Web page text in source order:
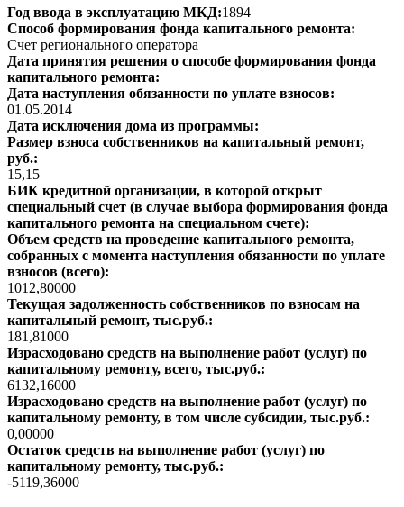
Год ввода в эксплуатацию МКД:1894
Способ формирования фонда капитального ремонта:
Счет регионального оператора
Дата принятия решения о способе формирования фонда
капитального ремонта:
Дата наступления обязанности по уплате взносов:
01.05.2014
Дата исключения дома из программы:
Размер взноса собственников на капитальный ремонт,
руб.:
15,15
БИК кредитной организации, в которой открыт
специальный счет (в случае выбора формирования фонда
капитального ремонта на специальном счете):
Объем средств на проведение капитального ремонта,
собранных с момента наступления обязанности по уплате
взносов (всего):
1012,80000
Текущая задолженность собственников по взносам на
капитальный ремонт, тыс.руб.:
181,81000
Израсходовано средств на выполнение работ (услуг) по
капитальному ремонту, всего, тыс.руб.:
6132,16000
Израсходовано средств на выполнение работ (услуг) по
капитальному ремонту, в том числе субсидии, тыс.руб.:
0,00000
Остаток средств на выполнение работ (услуг) по
капитальному ремонту, тыс.руб.:
-5119,36000